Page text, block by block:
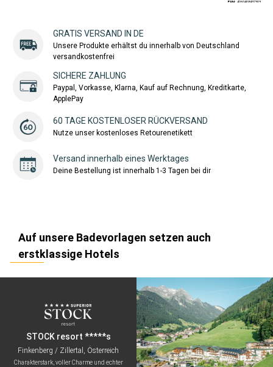
EAN: 4260408437303
GRATIS VERSAND IN DE
Unsere Produkte erhältst du innerhalb von Deutschland
versandkostenfrei
SICHERE ZAHLUNG
Paypal, Vorkasse, Klarna, Kauf auf Rechnung, Kreditkarte,
ApplePay
60 TAGE KOSTENLOSER RÜCKVERSAND
Nutze unser kostenloses Retourenetikett
Versand innerhalb eines Werktages
Deine Bestellung ist innerhalb 1-3 Tagen bei dir
Auf unsere Badevorlagen setzen auch
erstklassige Hotels
STOCK resort *****s
Finkenberg / Zillertal, Österreich
Charakterstark, voller Charme und echter